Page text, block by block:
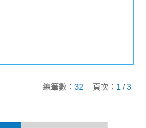
總筆數： 32 頁次： 1 /3